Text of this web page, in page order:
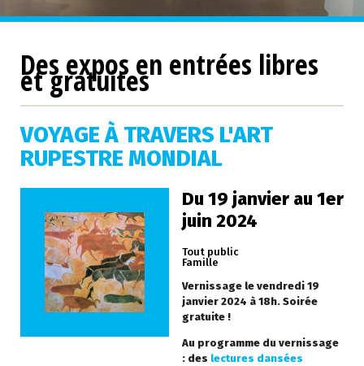
Des expos en entrées libres
et gratuites
VOYAGE À TRAVERS L'ART
RUPESTRE MONDIAL
Du 19 janvier au 1er
juin 2024
Tout public
Famille
Vernissage le vendredi 19
janvier 2024 à 18h. Soirée
gratuite !
Au programme du vernissage
: des lectures dansées